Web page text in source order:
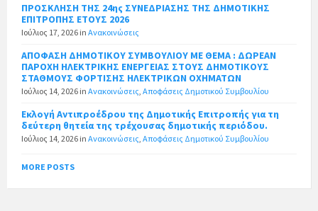
ΠΡΟΣΚΛΗΣΗ ΤΗΣ 24ης ΣΥΝΕΔΡΙΑΣΗΣ ΤΗΣ ΔΗΜΟΤΙΚΗΣ
ΕΠΙΤΡΟΠΗΣ ΕΤΟΥΣ 2026
Ιούλιος 17, 2026 in Ανακοινώσεις
ΑΠΟΦΑΣΗ ΔΗΜΟΤΙΚΟΥ ΣΥΜΒΟΥΛΙΟΥ ΜΕ ΘΕΜΑ : ΔΩΡΕΑΝ
ΠΑΡΟΧΗ ΗΛΕΚΤΡΙΚΗΣ ΕΝΕΡΓΕΙΑΣ ΣΤΟΥΣ ΔΗΜΟΤΙΚΟΥΣ
ΣΤΑΘΜΟΥΣ ΦΟΡΤΙΣΗΣ ΗΛΕΚΤΡΙΚΩΝ ΟΧΗΜΑΤΩΝ
Ιούλιος 14, 2026 in Ανακοινώσεις Αποφάσεις Δημοτικού Συμβουλίου
Εκλογή Αντιπροέδρου της Δημοτικής Επιτροπής για τη
δεύτερη θητεία της τρέχουσας δημοτικής περιόδου.
Ιούλιος 14, 2026 in Ανακοινώσεις Αποφάσεις Δημοτικού Συμβουλίου
MORE POSTS